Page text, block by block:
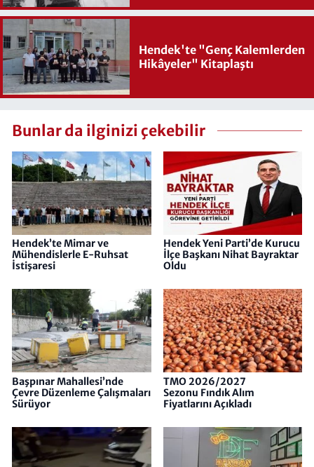
Hendek'te "Genç Kalemlerden
Hikâyeler" Kitaplaştı
Bunlar da ilginizi çekebilir
Hendek’te Mimar ve
Mühendislerle E-Ruhsat
İstişaresi
Hendek Yeni Parti’de Kurucu
İlçe Başkanı Nihat Bayraktar
Oldu
Başpınar Mahallesi’nde
Çevre Düzenleme Çalışmaları
Sürüyor
TMO 2026/2027
Sezonu Fındık Alım
Fiyatlarını Açıkladı